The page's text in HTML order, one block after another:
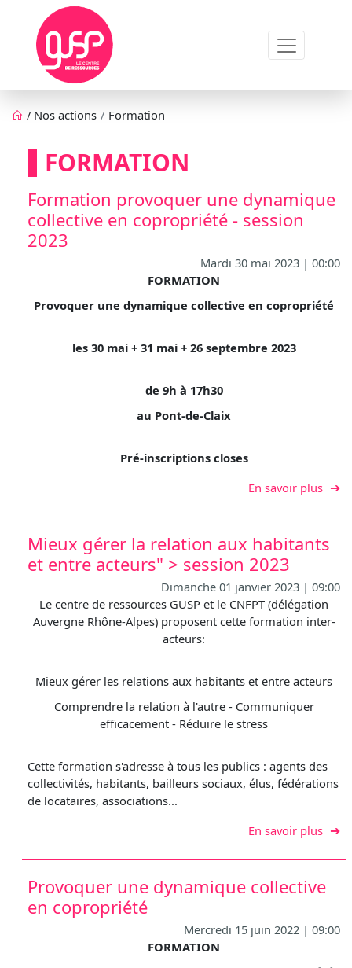
Aller au contenu principal
Fil d'Ariane
/ Nos actions Formation
FORMATION
Formation provoquer une dynamique
collective en copropriété - session
2023
Mardi 30 mai 2023 | 00:00
FORMATION
Provoquer une dynamique collective en copropriété
les 30 mai + 31 mai + 26 septembre 2023
de 9h à 17h30
au Pont-de-Claix
Pré-inscriptions closes
En savoir plussur
Mieux gérer la relation aux habitants
et entre acteurs" > session 2023
Dimanche 01 janvier 2023 | 09:00
Le centre de ressources GUSP et le CNFPT (délégation
Auvergne Rhône-Alpes) proposent cette formation inter-
acteurs:
Mieux gérer les relations aux habitants et entre acteurs
Comprendre la relation à l'autre - Communiquer
efficacement - Réduire le stress
Cette formation s'adresse à tous les publics : agents des
collectivités, habitants, bailleurs sociaux, élus, fédérations
de locataires, associations...
En savoir plussur
Provoquer une dynamique collective
en copropriété
Mercredi 15 juin 2022 | 09:00
FORMATION